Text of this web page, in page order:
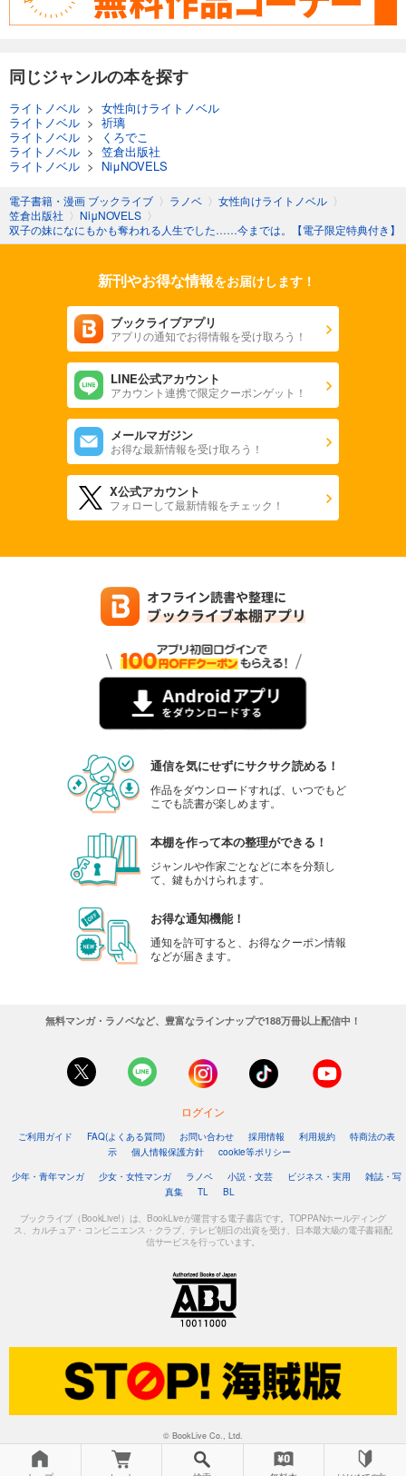
同じジャンルの本を探す
ライトノベル > 女性向けライトノベル
ライトノベル > 祈璃
ライトノベル >
くろでこ
ライトノベル > 笠倉出版社
ライトノベル > NiμNOVELS
電子書籍・漫画 ブックライブ 〉 ラノベ 〉 女性向けライトノベル 〉
笠倉出版社 〉 NiμNOVELS 〉
双子の妹になにもかも奪われる人生でした……今までは。【電子限定特典付き】
新刊やお得な情報をお届けします！
ブックライブアプリ
アプリの通知でお得情報を受け取ろう！
LINE公式アカウント
アカウント連携で限定クーポンゲット！
メールマガジン
お得な最新情報を受け取ろう！
X公式アカウント
フォローして最新情報をチェック！
通信を気にせずにサクサク読める！
作品をダウンロードすれば、いつでもど
こでも読書が楽しめます。
本棚を作って本の整理ができる！
ジャンルや作家ごとなどに本を分類し
て、鍵もかけられます。
お得な通知機能！
通知を許可すると、お得なクーポン情報
などが届きます。
無料マンガ・ラノベなど、豊富なラインナップで188万冊以上配信中！
ログイン
ご利用ガイド FAQ(よくある質問) お問い合わせ 採用情報 利用規約
特商法の表
示
個人情報保護方針
cookie等ポリシー
少年・青年マンガ
少女・女性マンガ ラノベ 小説・文芸 ビジネス・実用
雑誌・写
真集
TL BL
ブックライブ（BookLive!）は、BookLiveが運営する電子書店です。TOPPANホールディング
ス、カルチュア・コンビニエンス・クラブ、テレビ朝日の出資を受け、日本最大級の電子書籍配
信サービスを行っています。
© BookLive Co., Ltd.